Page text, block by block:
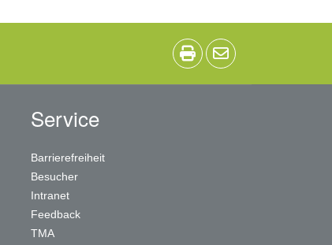
Service
Barrierefreiheit
Besucher
Intranet
Feedback
TMA